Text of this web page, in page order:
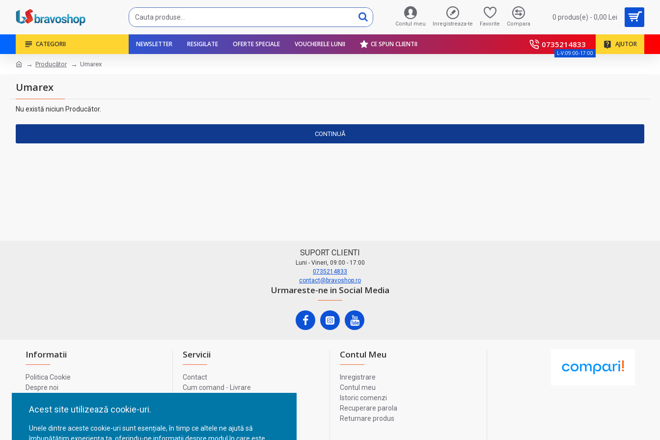
Acest site utilizează cookie-uri.
Unele dintre aceste cookie-uri sunt esențiale, în timp ce altele ne ajută să
Contul meu Inregistreaza-te Favorite Compara
0 produs(e) - 0,00 Lei
CATEGORII NEWSLETTER RESIGILATE OFERTE SPECIALE VOUCHERELE LUNII CE SPUN CLIENTII 0735214833
L-V:09:00-17:00
AJUTOR
Producător Umarex
Umarex
Nu există niciun Producător.
CONTINUĂ
SUPORT CLIENTI
Luni - Vineri, 09:00 - 17:00
0735214833
contact@bravoshop.ro
Urmareste-ne in Social Media
Informatii
Politica Cookie
Despre noi
Confidentialitate
GDPR - Datele tale
Servicii
Contact
Cum comand - Livrare
ANPC
Contul Meu
Inregistrare
Contul meu
Istoric comenzi
Recuperare parola
Returnare produs